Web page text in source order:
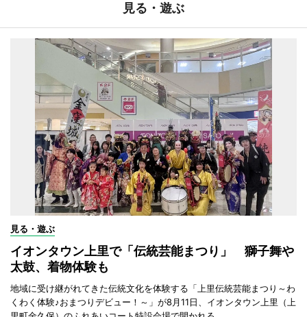
見る・遊ぶ
見る・遊ぶ
イオンタウン上里で「伝統芸能まつり」 獅子舞や
太鼓、着物体験も
地域に受け継がれてきた伝統文化を体験する「上里伝統芸能まつり～わ
くわく体験♪おまつりデビュー！～」が8月11日、イオンタウン上里（上